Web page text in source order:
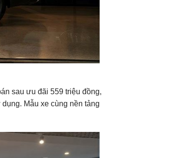
sau ưu đãi 559 triệu đồng,
Mẫu xe cùng nền tảng